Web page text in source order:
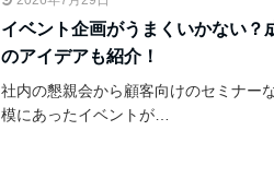
イベント企画がうまくいかない？
のアイデアも紹介！
社内の懇親会から顧客向けのセミナー
模にあったイベントが…